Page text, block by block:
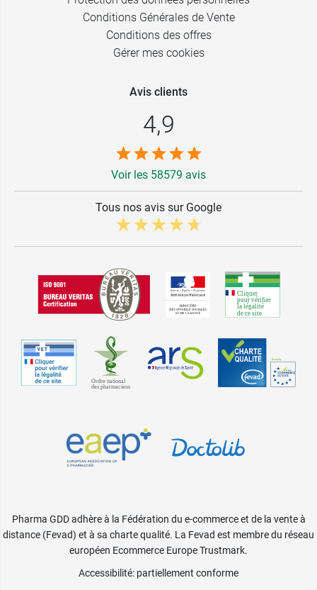
Conditions Générales de Vente
Conditions des offres
Gérer mes cookies
Avis clients
4,9
Voir les 58579 avis
Tous nos avis sur Google
Pharma GDD adhère à la Fédération du e-commerce et de la vente à
distance (Fevad) et à sa charte qualité. La Fevad est membre du réseau
européen Ecommerce Europe Trustmark.
Accessibilité: partiellement conforme